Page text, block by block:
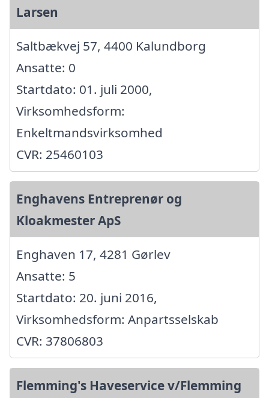
Larsen
Saltbækvej 57, 4400 Kalundborg
Ansatte: 0
Startdato: 01. juli 2000,
Virksomhedsform:
Enkeltmandsvirksomhed
CVR: 25460103
Enghavens Entreprenør og
Kloakmester ApS
Enghaven 17, 4281 Gørlev
Ansatte: 5
Startdato: 20. juni 2016,
Virksomhedsform: Anpartsselskab
CVR: 37806803
Flemming's Haveservice v/Flemming